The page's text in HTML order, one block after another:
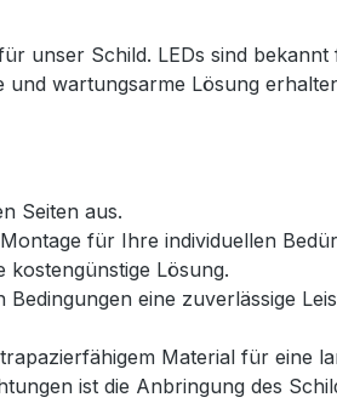
unser Schild. LEDs sind
und wartungsarme Lösung
Seiten aus.
für Ihre individuellen
kostengünstige Lösung.
eine zuverlässige
Material für eine
ist die Anbringung des